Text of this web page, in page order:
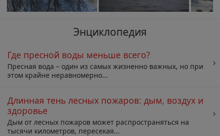
Энциклопедия
Где пресной воды меньше всего?
Пресная вода – один из самых жизненно важных, но при
этом крайне неравномерно...
Длинная тень лесных пожаров: дым, воздух и
здоровье
Дым от лесных пожаров может распространяться на
тысячи километров, пересекая...